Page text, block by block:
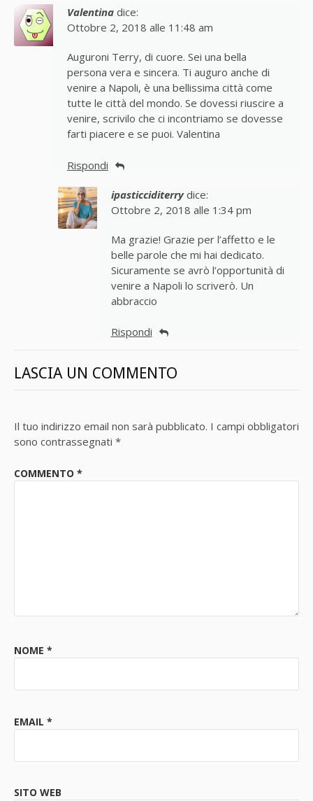
Valentina dice:
Ottobre 2, 2018 alle 11:48 am
Auguroni Terry, di cuore. Sei una bella
persona vera e sincera. Ti auguro anche di
venire a Napoli, è una bellissima città come
tutte le città del mondo. Se dovessi riuscire a
venire, scrivilo che ci incontriamo se dovesse
farti piacere e se puoi. Valentina
Rispondi
ipasticciditerry dice:
Ottobre 2, 2018 alle 1:34 pm
Ma grazie! Grazie per l’affetto e le
belle parole che mi hai dedicato.
Sicuramente se avrò l’opportunità di
venire a Napoli lo scriverò. Un
abbraccio
Rispondi
LASCIA UN COMMENTO
Il tuo indirizzo email non sarà pubblicato. I campi obbligatori
sono contrassegnati *
COMMENTO *
NOME *
EMAIL *
SITO WEB